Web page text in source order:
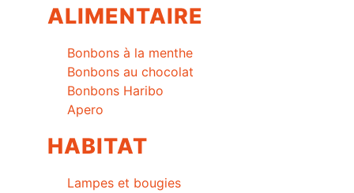
ALIMENTAIRE
Bonbons à la menthe
Bonbons au chocolat
Bonbons Haribo
Apero
HABITAT
Lampes et bougies